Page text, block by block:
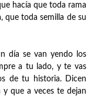
hacía que toda rama
que toda semilla de su
día se van yendo los
a tu lado, y te vas
de tu historia. Dicen
y que a veces te dejan